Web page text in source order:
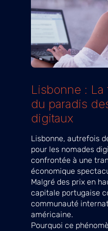
Lisbonne :
du paradis
digitaux
Lisbonne, autrefois
pour les nomades
confrontée à une
économique
Malgré des prix en
capitale portugaise
communauté
américaine.
Pourquoi ce